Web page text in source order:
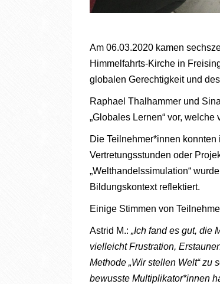
Am 06.03.2020 kamen
Himmelfahrts-Kirche in
globalen Gerechtigkeit und
Raphael Thalhammer und
„Globales Lernen“ vor,
Die Teilnehmer*innen
Vertretungsstunden oder
„Welthandelssimulation“
Bildungskontext reflektiert.
Einige Stimmen von
Astrid M.: „Ich fand es gut, die
vielleicht Frustration,
Methode „Wir stellen Welt“
bewusste Multiplikator*innen